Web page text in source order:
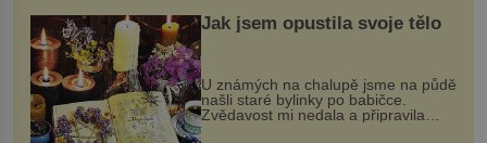
Jak jsem opustila svoje tělo
U známých na chalupě jsme na půdě
našli staré bylinky po babičce.
Zvědavost mi nedala a připravila
jsem si z nich lektvar… Zimní pobyt